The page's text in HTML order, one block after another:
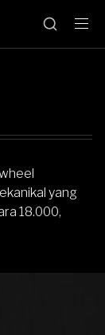
yang
18.000,